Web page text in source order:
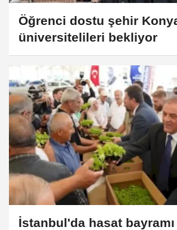
Öğrenci dostu şehir
üniversitelileri bekliyor
İstanbul'da hasat bayramı